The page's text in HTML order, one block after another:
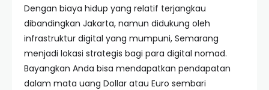
Dengan biaya hidup yang relatif terjangkau
dibandingkan Jakarta, namun didukung oleh
infrastruktur digital yang mumpuni, Semarang
menjadi lokasi strategis bagi para digital nomad.
Bayangkan Anda bisa mendapatkan pendapatan
dalam mata uang Dollar atau Euro sembari